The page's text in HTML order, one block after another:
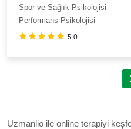
Spor ve Sağlık Psikolojisi
Performans Psikolojisi
5.0
Uzmanlio ile online terapiyi